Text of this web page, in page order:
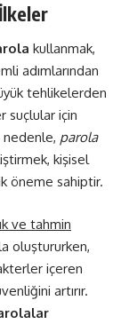
kullanmak,
adımlarından
tehlikelerden
suçlular için
nedenle, parola
kişisel
öneme sahiptir.
ve tahmin
oluştururken,
içeren
artırır.